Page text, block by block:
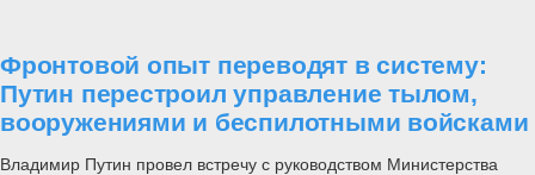
Фронтовой опыт переводят в систему:
Путин перестроил управление тылом,
вооружениями и беспилотными войсками
Владимир Путин провел встречу с руководством Министерства